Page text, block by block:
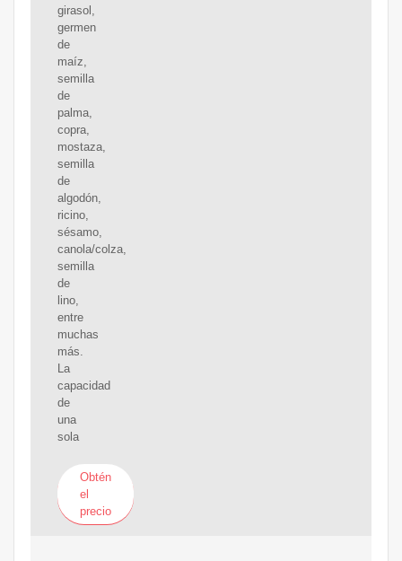
girasol,
germen
de
maíz,
semilla
de
palma,
copra,
mostaza,
semilla
de
algodón,
ricino,
sésamo,
canola/colza,
semilla
de
lino,
entre
muchas
más.
La
capacidad
de
una
sola
Obtén
el
precio